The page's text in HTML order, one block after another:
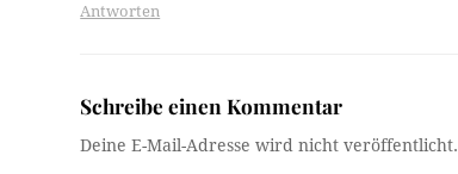
Antworten
Schreibe einen Kommentar
Deine E-Mail-Adresse wird nicht veröffentlicht.